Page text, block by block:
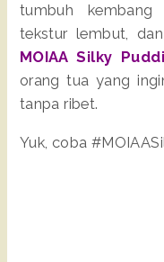
tumbuh kembang
tekstur lembut,
MOIAA Silky
orang tua yang
tanpa ribet.
Yuk, coba